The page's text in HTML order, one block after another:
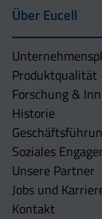
Über Eucell
Produktqualität
Forschung &
Historie
Soziales
Unsere Partner
Jobs und
Kontakt